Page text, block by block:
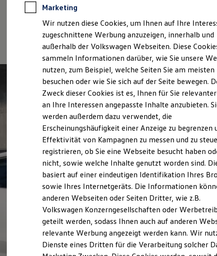
Anpfiff zum Gewinn
Elektroautos
ID. Tutorials
Elektrofahrzeugkonzepte
Reichweite
Reichweite der ID. Modelle
Reichweite im Winter
Laden
Laden unterwegs
Laden Zuhause
Ladezeitensimulator
Batterie
Sicherheit
Garantie und Lebensdauer
Nachhaltigkeit
Technologie
Kosten und Kauf
Verbrauchskosten
Kaufoptionen
E-Auto-Förderung
Software und Konnektivität
Die ID. Software 6
ID. Software Versionen und Updates
Digitale Extras
Schnittstellen zu Ihrem ID.
Impressum & Rechtliches )
Marketing
Wir nutzen diese Cookies, um Ihnen auf Ihre
zugeschnittene Werbung anzuzeigen, innerhalb und
außerhalb der Volkswagen Webseiten. Diese
sammeln Informationen darüber, wie Sie unsere
nutzen, zum Beispiel, welche Seiten Sie am meisten
besuchen oder wie Sie sich auf der Seite bewegen.
Zweck dieser Cookies ist es, Ihnen für Sie
an Ihre Interessen angepasste Inhalte anzubieten.
werden außerdem dazu verwendet, die
Erscheinungshäufigkeit einer Anzeige zu begrenzen
Effektivität von Kampagnen zu messen und zu
registrieren, ob Sie eine Webseite besucht haben
nicht, sowie welche Inhalte genutzt worden sind.
basiert auf einer eindeutigen Identifikation Ihres
sowie Ihres Internetgeräts. Die Informationen
anderen Webseiten oder Seiten Dritter, wie z.B.
Volkswagen Konzerngesellschaften oder
geteilt werden, sodass Ihnen auch auf anderen
relevante Werbung angezeigt werden kann. Wir
Dienste eines Dritten für die Verarbeitung solcher